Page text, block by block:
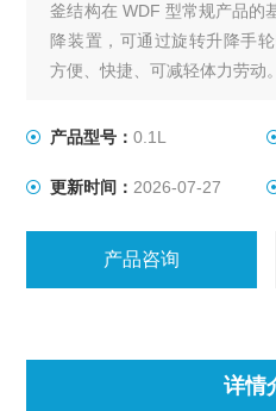
釜结构在 WDF 型常规产品的
降装置，可通过旋转升降手
方便、快捷、可减轻体力劳动。
产品型号：0.1L
更新时间： 2026-07-27
产品咨询
详情